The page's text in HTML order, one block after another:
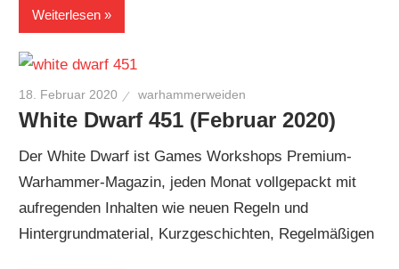
Weiterlesen
18. Februar 2020 warhammerweiden
White Dwarf 451 (Februar 2020)
Der White Dwarf ist Games Workshops Premium-
Warhammer-Magazin, jeden Monat vollgepackt mit
aufregenden Inhalten wie neuen Regeln und
Hintergrundmaterial, Kurzgeschichten, Regelmäßigen